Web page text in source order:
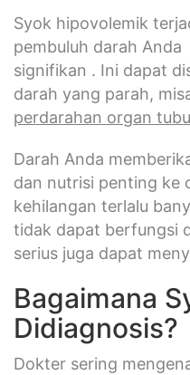
Syok hipovolemik
pembuluh darah
signifikan . Ini dapat
darah yang parah,
perdarahan organ
Darah Anda
dan nutrisi penting ke
kehilangan terlalu
tidak dapat berfungsi
serius juga dapat
Bagaimana
Didiagnosis?
Dokter sering